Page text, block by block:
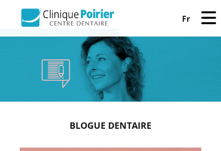
Fr
BLOGUE DENTAIRE